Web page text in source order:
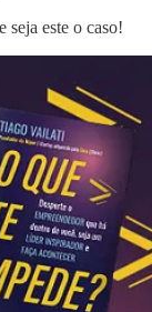
este o caso!